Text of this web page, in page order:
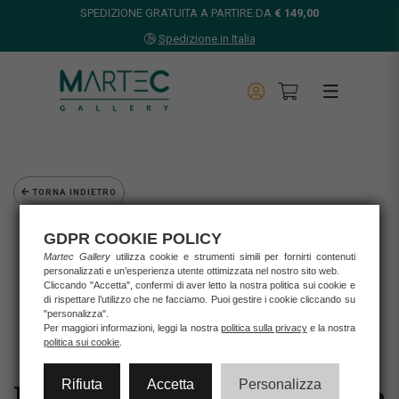
SPEDIZIONE GRATUITA A PARTIRE DA € 149,00
Spedizione in Italia
TORNA INDIETRO
Opere d'arte
Grafica d'autore
Musante Francesco
FRANCESCO MUSANTE - "A COME AMORE"
GDPR COOKIE POLICY
Martec Gallery utilizza cookie e strumenti simili per fornirti contenuti
personalizzati e un’esperienza utente ottimizzata nel nostro sito web.
Cliccando "Accetta", confermi di aver letto la nostra politica sui cookie e
di rispettare l’utilizzo che ne facciamo. Puoi gestire i cookie cliccando su
"personalizza".
Per maggiori informazioni, leggi la nostra politica sulla privacye la nostra
politica sui cookie
Rifiuta Accetta Personalizza